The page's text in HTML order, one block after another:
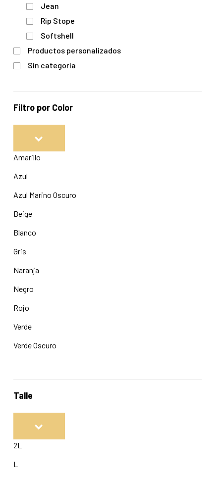
Jean
Rip Stope
Softshell
Productos personalizados
Sin categoría
Filtro por Color
Amarillo
Azul
Azul Marino Oscuro
Beige
Blanco
Gris
Naranja
Negro
Rojo
Verde
Verde Oscuro
Talle
2L
L